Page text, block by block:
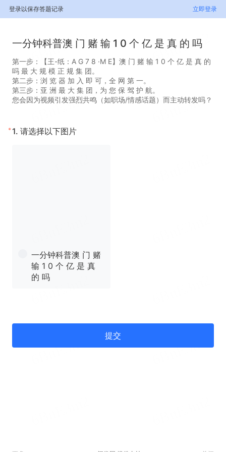
登录以保存答题记录 立即登录
一分钟科普澳 门 赌 输 1 0 个 亿 是 真 的 吗
第一步：【王-纸：A G 7 8 ·M E】澳 门 赌 输 1 0 个 亿 是 真 的
吗 最 大 规 模 正 规 集 团。
第二步：浏 览 器 加 入 即 可，全 网 第 一。
第三步：亚 洲 最 大 集 团，为 您 保 驾 护 航。
您会因为视频引发强烈共鸣（如职场/情感话题）而主动转发吗？
* 1. 请选择以下图片
一分钟科普澳 门 赌
输 1 0 个 亿 是 真
的 吗
提交